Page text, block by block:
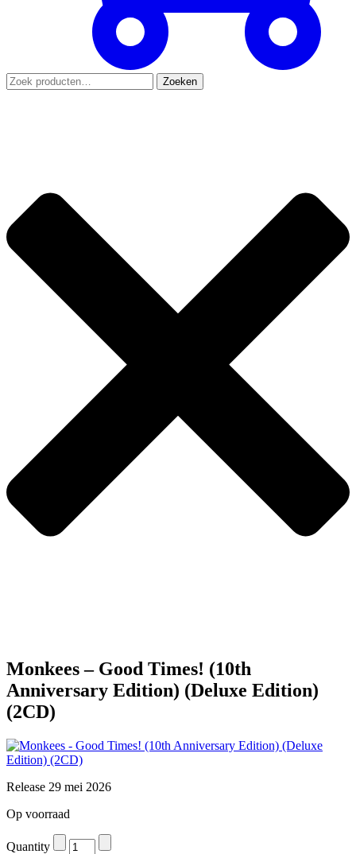
Zoeken
naar:
Zoeken
Monkees – Good Times! (10th
Anniversary Edition) (Deluxe Edition)
(2CD)
Release 29 mei 2026
Op voorraad
Quantity